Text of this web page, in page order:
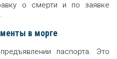
о смерти и по заявке
в морге
паспорта. Это